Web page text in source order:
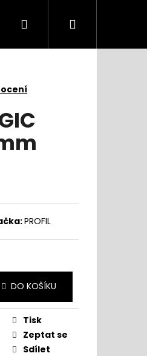
PřihlášeníNákupní
PROFIL
DO KOŠÍKU
Tisk
Zeptat se
Sdílet